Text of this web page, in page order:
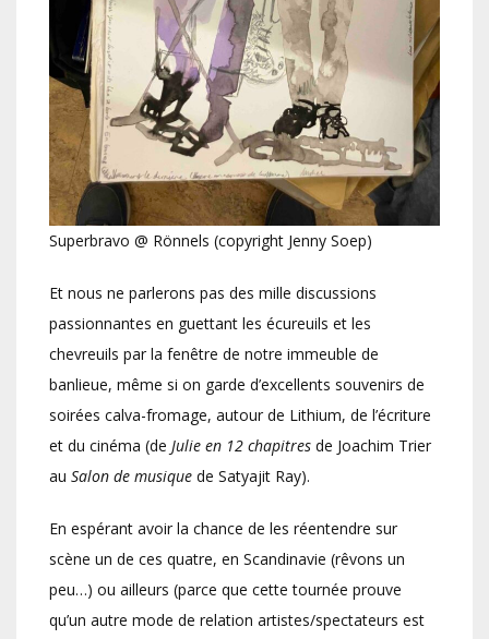
Superbravo @ Rönnels (copyright Jenny Soep)
Et nous ne parlerons pas des mille discussions
passionnantes en guettant les écureuils et les
chevreuils par la fenêtre de notre immeuble de
banlieue, même si on garde d’excellents souvenirs de
soirées calva-fromage, autour de Lithium, de l’écriture
et du cinéma (de Julie en 12 chapitres de Joachim Trier
au Salon de musique de Satyajit Ray).
En espérant avoir la chance de les réentendre sur
scène un de ces quatre, en Scandinavie (rêvons un
peu…) ou ailleurs (parce que cette tournée prouve
qu’un autre mode de relation artistes/spectateurs est